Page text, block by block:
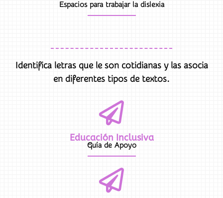
Espacios para trabajar la dislexia
Identifica letras que le son cotidianas y las asocia
en diferentes tipos de textos.
Educación Inclusiva
Guía de Apoyo